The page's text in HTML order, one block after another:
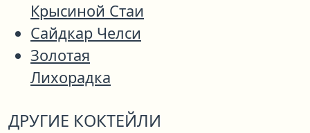
Крысиной Стаи
Сайдкар Челси
Золотая
Лихорадка
ДРУГИЕ КОКТЕЙЛИ